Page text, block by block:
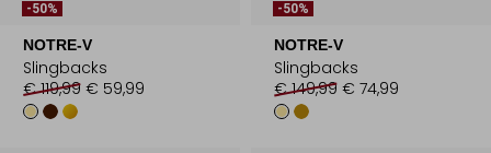
-50%
NOTRE-V
Slingbacks
€ 119,99 € 59,99
-50%
NOTRE-V
Slingbacks
€ 149,99 € 74,99